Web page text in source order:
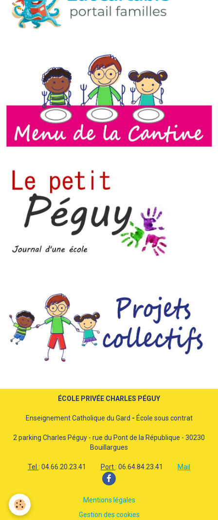
ÉCOLE PRIVÉE CHARLES PÉGUY
Enseignement Catholique du Gard - École sous contrat
2 parking Charles Péguy - rue du Pont de la République - 30230
Bouillargues
Tel : 04.66.20.23.41 Port: 06.64.84.23.41 Mail
Mentions légales
Gestion des cookies